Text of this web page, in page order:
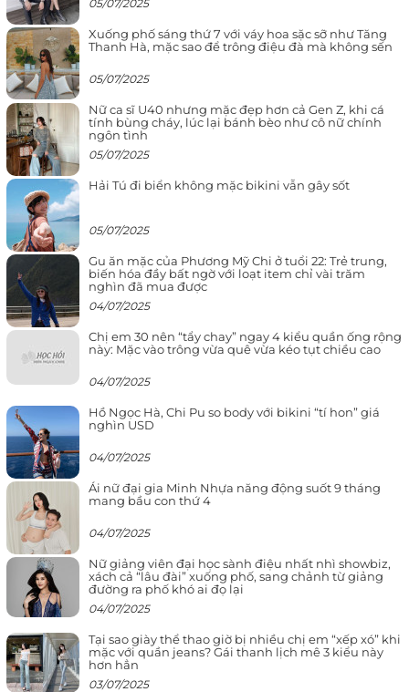
05/07/2025
Xuống phố sáng thứ 7 với váy hoa sặc sỡ như Tăng
Thanh Hà, mặc sao để trông điệu đà mà không sến
05/07/2025
Nữ ca sĩ U40 nhưng mặc đẹp hơn cả Gen Z, khi cá
tính bùng cháy, lúc lại bánh bèo như cô nữ chính
ngôn tình
05/07/2025
Hải Tú đi biển không mặc bikini vẫn gây sốt
05/07/2025
Gu ăn mặc của Phương Mỹ Chi ở tuổi 22: Trẻ trung,
biến hóa đầy bất ngờ với loạt item chỉ vài trăm
nghìn đã mua được
04/07/2025
Chị em 30 nên “tẩy chay” ngay 4 kiểu quần ống rộng
này: Mặc vào trông vừa quê vừa kéo tụt chiều cao
04/07/2025
Hồ Ngọc Hà, Chi Pu so body với bikini “tí hon” giá
nghìn USD
04/07/2025
Ái nữ đại gia Minh Nhựa năng động suốt 9 tháng
mang bầu con thứ 4
04/07/2025
Nữ giảng viên đại học sành điệu nhất nhì showbiz,
xách cả “lâu đài” xuống phố, sang chảnh từ giảng
đường ra phố khó ai đọ lại
04/07/2025
Tại sao giày thể thao giờ bị nhiều chị em “xếp xó” khi
mặc với quần jeans? Gái thanh lịch mê 3 kiểu này
hơn hẳn
03/07/2025